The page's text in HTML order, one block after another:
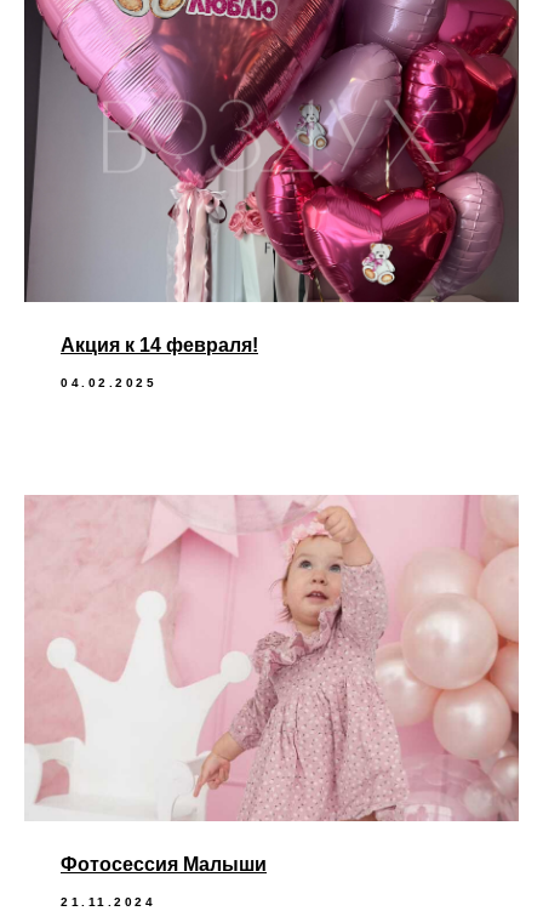
Акция к 14 февраля!
04.02.2025
Фотосессия Малыши
21.11.2024